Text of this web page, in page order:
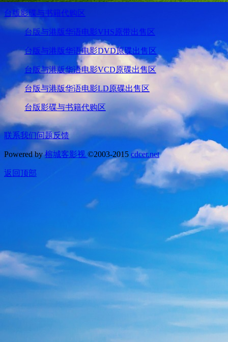
台版影碟与书籍代购区
台版与港版华语电影VHS原带出售区
台版与港版华语电影DVD原碟出售区
台版与港版华语电影VCD原碟出售区
台版与港版华语电影LD原碟出售区
台版影碟与书籍代购区
联系我们问题反馈
Powered by榕城客影视 ©2003-2015 cdcer.net
返回顶部